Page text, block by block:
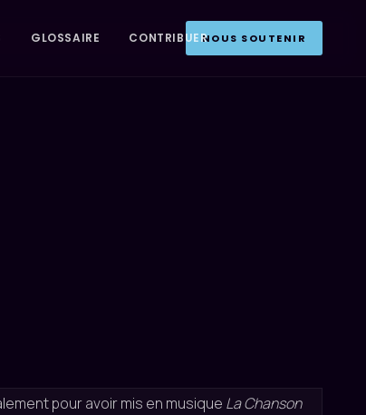
GLOSSAIRE CONTRIBUERNOUS SOUTENIR
pour avoir mis en musique La Chanson